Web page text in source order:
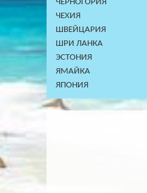
ЧЕРНОГОРИЯ
ЧЕХИЯ
ШВЕЙЦАРИЯ
ШРИ ЛАНКА
ЭСТОНИЯ
ЯМАЙКА
ЯПОНИЯ